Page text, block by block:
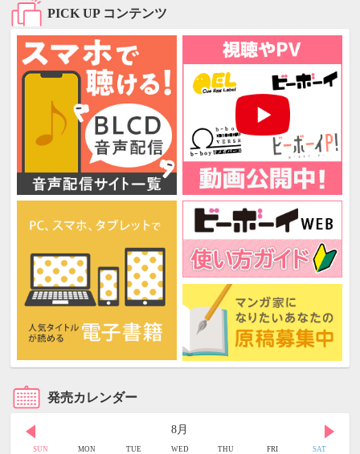
PICK UP コンテンツ
発売カレンダー
8月
SUN MON TUE WED THU FRI SAT